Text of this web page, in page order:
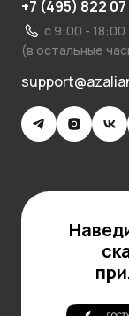
+7 (495) 822
с 9:00 - 18:00
(в остальные